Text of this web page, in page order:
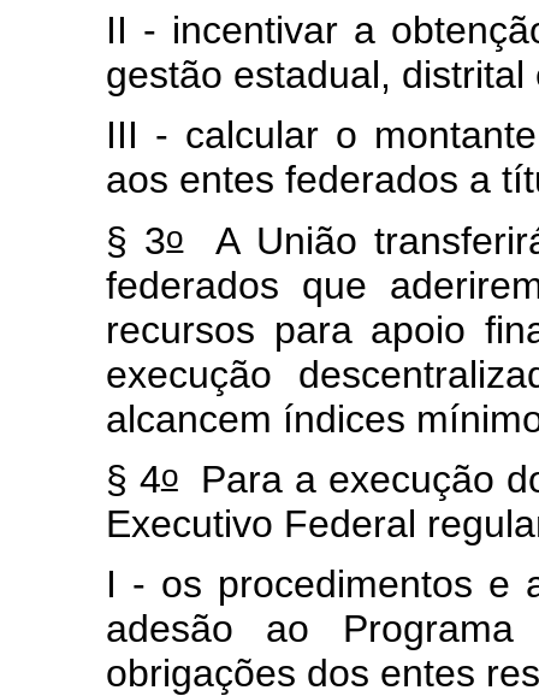
II - incentivar a
gestão estadual,
III - calcular o
aos entes federados a
§ 3oA União
federados que
recursos para apoio
execução
alcancem índices
§ 4oPara a execução
Executivo Federal
I - os procedimentos e
adesão ao
obrigações dos entes